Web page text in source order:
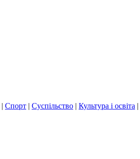
| Спорт | Суспільство | Культура і освіта |